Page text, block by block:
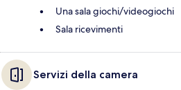
Una sala giochi/videogiochi
Sala ricevimenti
Servizi della camera